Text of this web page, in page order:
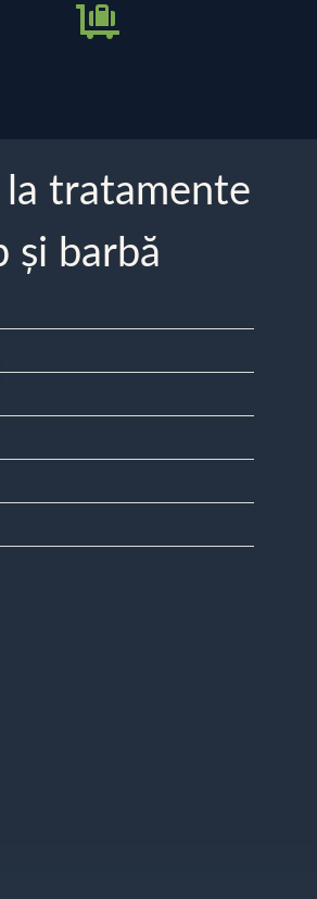
la tratamente
și barbă